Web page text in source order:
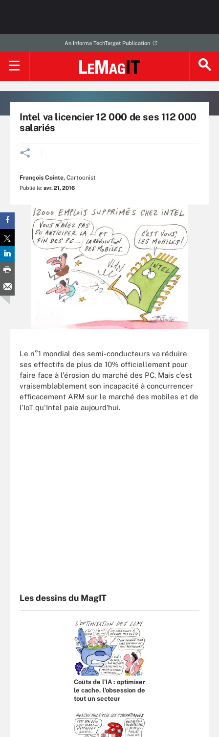
An Informa TechTarget Publication
Intel va licencier 12 000 de ses 112 000
salariés
François Cointe, Cartoonist
Publié le: avr. 21, 2016
Le n°1 mondial des semi-conducteurs va réduire
ses effectifs de plus de 10% officiellement pour
faire face à l'érosion du marché des PC. Mais c'est
vraisemblablement son incapacité à concurrencer
efficacement ARM sur le marché des mobiles et de
l'IoT qu'Intel paie aujourd'hui.
Les dessins du MagIT
Coûts de l'IA : optimiser
le cache, l’obsession de
tout un secteur